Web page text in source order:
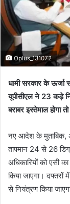
Oplus_131072
धामी सरकार के
यूपीसीएल ने 23 कड़े
बराबर इस्तेमाल होगा
नए आदेश के मुताबिक,
तापमान 24 से 26
अधिकारियों को एसी
किया जाएगा। दफ्तरों
से नियंत्रण किया